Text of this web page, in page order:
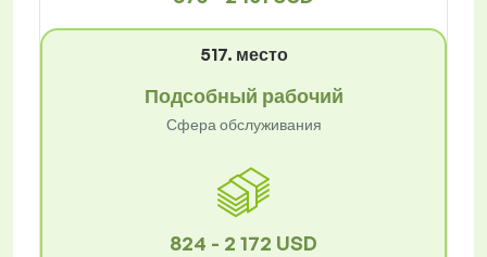
517. место
Подсобный рабочий
Сфера обслуживания
824 - 2 172 USD